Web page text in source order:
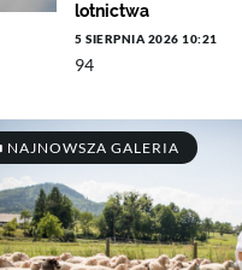
lotnictwa
5 SIERPNIA 2026 10:21
94
NAJNOWSZA GALERIA